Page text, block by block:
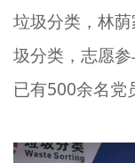
垃圾分类，林
圾分类，志愿
已有500余名党